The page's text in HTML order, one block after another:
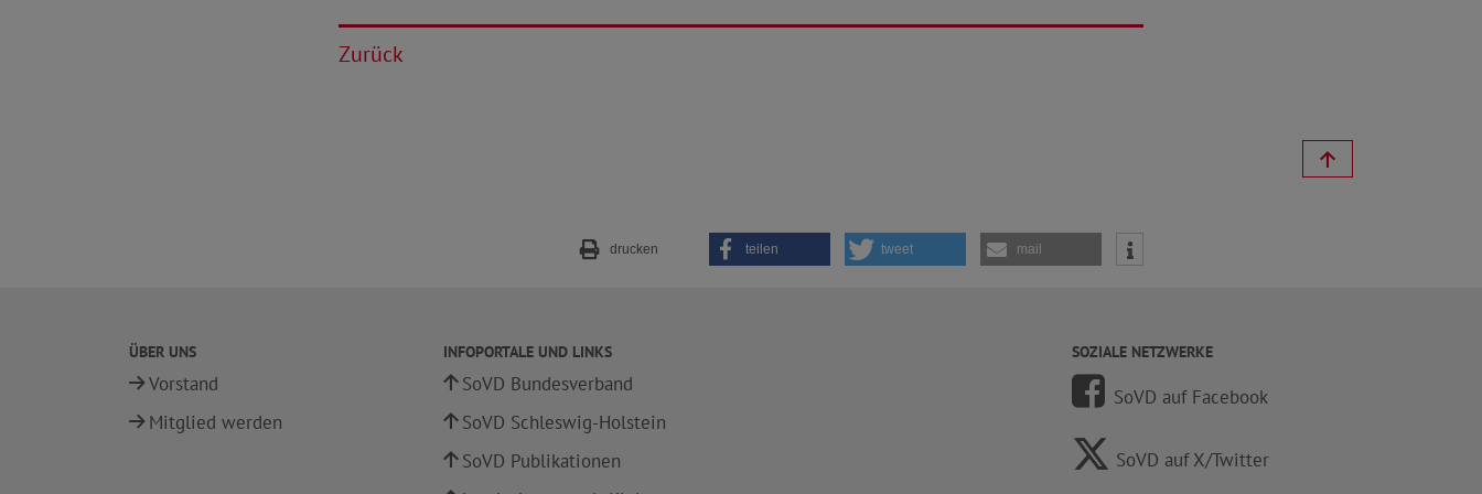
Zurück
drucken teilen tweet mail
ÜBER UNS
Vorstand
Mitglied werden
INFOPORTALE UND LINKS
SoVD Bundesverband
SoVD Schleswig-Holstein
SoVD Publikationen
SOZIALE NETZWERKE
SoVD auf Facebook
SoVD auf X/Twitter